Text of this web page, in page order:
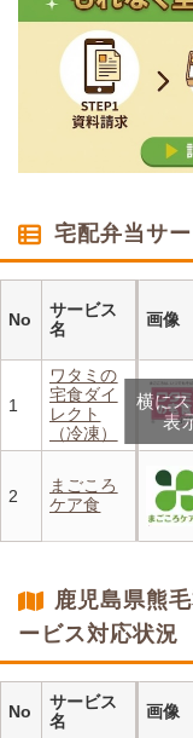
宅配弁当サ
No
サービス
名
画像
1
ワタミの
宅食ダイ
レクト
（冷凍）
2
まごころ
ケア食
横に
表
鹿児島県熊
ービス対応状況
No
サービス
名
画像